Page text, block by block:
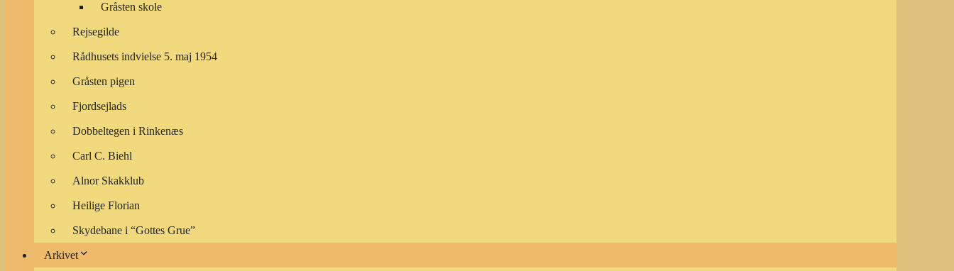
Gråsten skole
Rejsegilde
Rådhusets indvielse 5. maj 1954
Gråsten pigen
Fjordsejlads
Dobbeltegen i Rinkenæs
Carl C. Biehl
Alnor Skakklub
Heilige Florian
Skydebane i “Gottes Grue”
Arkivet